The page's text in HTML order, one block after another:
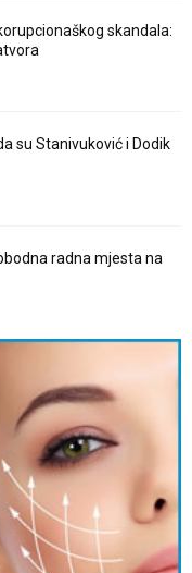
skandala:
su Stanivuković i Dodik
radna mjesta na